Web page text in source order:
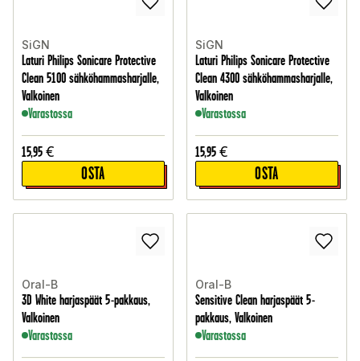
SiGN
Laturi Philips Sonicare Protective
Clean 5100 sähköhammasharjalle,
Valkoinen
Varastossa
15,95 €
OSTA
SiGN
Laturi Philips Sonicare Protective
Clean 4300 sähköhammasharjalle,
Valkoinen
Varastossa
15,95 €
OSTA
Oral-B
3D White harjaspäät 5-pakkaus,
Valkoinen
Varastossa
Oral-B
Sensitive Clean harjaspäät 5-
pakkaus, Valkoinen
Varastossa